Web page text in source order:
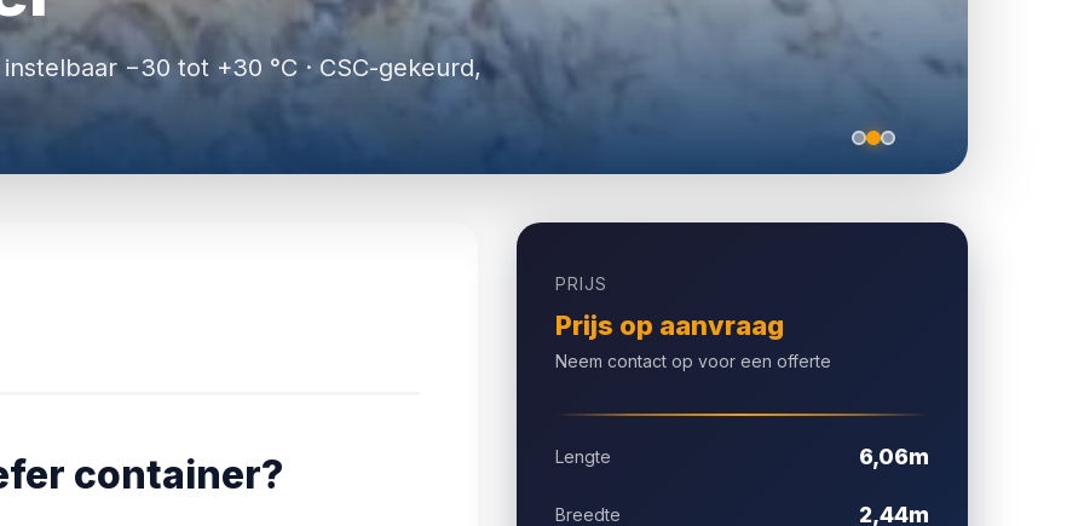
−30 tot +30 °C · CSC-gekeurd,
container?
PRIJS
Prijs op aanvraag
Neem contact op voor een offerte
Lengte 6,06m
Breedte 2,44m